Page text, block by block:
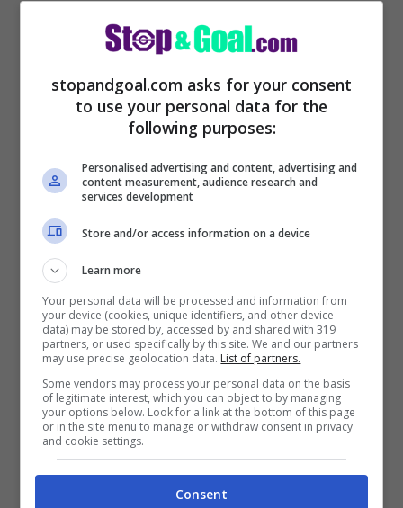
Il Milan punta a rinforzare l’attacco e vuole
rossonero è in cerca di una punta giovane
da affiancare a Ibra e che possa essere il
fulcro del gioco rossonero anche in futuro.
Brennersempre il profilo perfetto. In
Brasile sta lasciando tutti a bocca aperta.
Brennerha messo a segno 22 gol
stagionali quest’anno con la maglia del
Sao Paulo.
stopandgoal.com asks for your consent
to use your personal data for the
following purposes:
Personalised advertising and content, advertising and
content measurement, audience research and
services development
Store and/or access information on a device
Learn more
Your personal data will be processed and information from
your device (cookies, unique identifiers, and other device
data) may be stored by, accessed by and shared with 319
partners, or used specifically by this site. We and our partners
may use precise geolocation data. List of partners.
Some vendors may process your personal data on the basis
of legitimate interest, which you can object to by managing
your options below. Look for a link at the bottom of this page
or in the site menu to manage or withdraw consent in privacy
and cookie settings.
Consent